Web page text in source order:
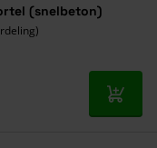
(snelbeton)
In